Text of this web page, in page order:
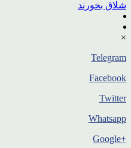
×
Telegram
Facebook
Twitter
Whatsapp
+Google